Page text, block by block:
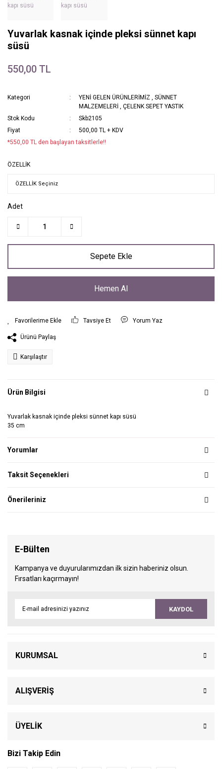
Yuvarlak kasnak içinde pleksi sünnet kapı
süsü
550,00 TL
Kategori YENİ GELEN ÜRÜNLERİMİZ ,SÜNNET
MALZEMELERİ ,ÇELENK SEPET YASTIK
Stok Kodu
Skb2105
Fiyat
500,00 TL + KDV
*550,00 TL den başlayan taksitlerle!!
ÖZELLİK
Adet
Sepete Ekle
Hemen Al
Tavsiye Et Yorum Yaz
Ürünü Paylaş
Karşılaştır
Ürün Bilgisi
Yuvarlak kasnak içinde pleksi sünnet kapı süsü
35 cm
Yorumlar
Taksit Seçenekleri
Önerileriniz
E-Bülten
Kampanya ve duyurularımızdan ilk sizin haberiniz olsun.
Fırsatları kaçırmayın!
KAYDOL
KURUMSAL
ALIŞVERİŞ
ÜYELİK
Bizi Takip Edin